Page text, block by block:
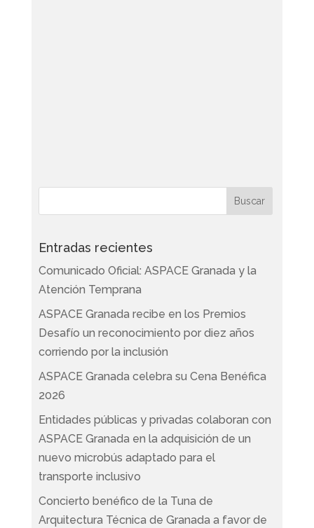
Entradas recientes
Comunicado Oficial: ASPACE Granada y la
Atención Temprana
ASPACE Granada recibe en los Premios
Desafío un reconocimiento por diez años
corriendo por la inclusión
ASPACE Granada celebra su Cena Benéfica
2026
Entidades públicas y privadas colaboran con
ASPACE Granada en la adquisición de un
nuevo microbús adaptado para el
transporte inclusivo
Concierto benéfico de la Tuna de
Arquitectura Técnica de Granada a favor de